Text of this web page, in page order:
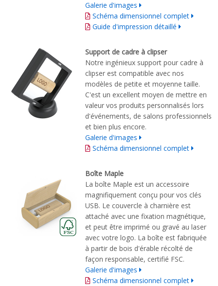
Galerie d'images
Schéma dimensionnel complet
Guide d'impression détaillé
Support de cadre à clipser
Notre ingénieux support pour cadre à
clipser est compatible avec nos
modèles de petite et moyenne taille.
C'est un excellent moyen de mettre en
valeur vos produits personnalisés lors
d'événements, de salons professionnels
et bien plus encore.
Galerie d'images
Schéma dimensionnel complet
Boîte Maple
La boîte Maple est un accessoire
magnifiquement conçu pour vos clés
USB. Le couvercle à charnière est
attaché avec une fixation magnétique,
et peut être imprimé ou gravé au laser
avec votre logo. La boîte est fabriquée
à partir de bois d'érable récolté de
façon responsable, certifié FSC.
Galerie d'images
Schéma dimensionnel complet